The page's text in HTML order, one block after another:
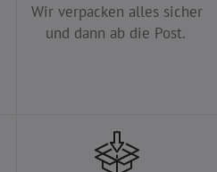
Wir verpacken alles sicher
und dann ab die Post.